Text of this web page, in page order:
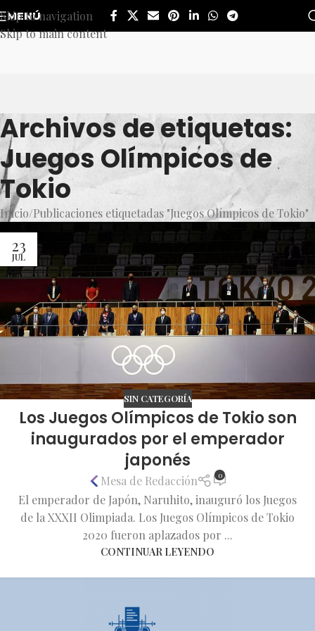
Skip to navigation
Skip to main content
MENÚ
Archivos de etiquetas:
Juegos Olímpicos de
Tokio
Inicio Publicaciones etiquetadas "Juegos Olímpicos de Tokio"
23
JUL
SIN CATEGORÍA
Los Juegos Olímpicos de Tokio son
inaugurados por el emperador
japonés
Mesa de Redacción 0
El emperador de Japón, Naruhito, inauguró los Juegos
de la XXXII Olimpiada. Los Juegos Olímpicos de Tokio
2020 fueron aplazados por ...
CONTINUAR LEYENDO